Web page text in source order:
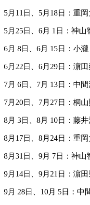
5月11日、5月18日：重
5月25日、6月 1日：神山
6月 8日、6月 15日：小瀧
6月22日、6月29日：濵
7月 6日、7月 13日：中
7月20日、7月27日：桐山
8月 3日、8月 10日：藤井
8月17日、8月24日：重
8月31日、9月 7日：神山
9月14日、9月21日：濵
9月 28日、10月 5日：中